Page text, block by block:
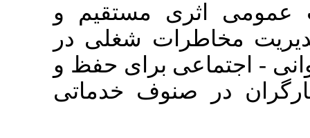
مستقیم و
شغلی در
برای حفظ و
خدماتی